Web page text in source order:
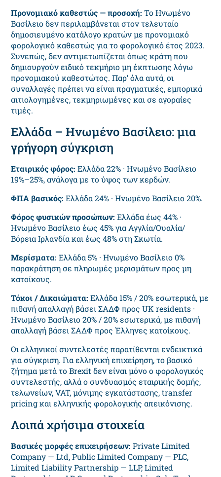
Προνομιακό καθεστώς — προσοχή: Το Ηνωμένο
Βασίλειο δεν περιλαμβάνεται στον τελευταίο
δημοσιευμένο κατάλογο κρατών με προνομιακό
φορολογικό καθεστώς για το φορολογικό έτος 2023.
Συνεπώς, δεν αντιμετωπίζεται όπως κράτη που
δημιουργούν ειδικό τεκμήριο μη έκπτωσης λόγω
προνομιακού καθεστώτος. Παρ’ όλα αυτά, οι
συναλλαγές πρέπει να είναι πραγματικές, εμπορικά
αιτιολογημένες, τεκμηριωμένες και σε αγοραίες
τιμές.
Ελλάδα – Ηνωμένο Βασίλειο: μια
γρήγορη σύγκριση
Εταιρικός φόρος: Ελλάδα 22% · Ηνωμένο Βασίλειο
19%–25%, ανάλογα με το ύψος των κερδών.
ΦΠΑ βασικός: Ελλάδα 24% · Ηνωμένο Βασίλειο 20%.
Φόρος φυσικών προσώπων: Ελλάδα έως 44% ·
Ηνωμένο Βασίλειο έως 45% για Αγγλία/Ουαλία/
Βόρεια Ιρλανδία και έως 48% στη Σκωτία.
Μερίσματα: Ελλάδα 5% · Ηνωμένο Βασίλειο 0%
παρακράτηση σε πληρωμές μερισμάτων προς μη
κατοίκους.
Τόκοι / Δικαιώματα: Ελλάδα 15% / 20% εσωτερικά, με
πιθανή απαλλαγή βάσει ΣΑΔΦ προς UK residents ·
Ηνωμένο Βασίλειο 20% / 20% εσωτερικά, με πιθανή
απαλλαγή βάσει ΣΑΔΦ προς Έλληνες κατοίκους.
Οι ελληνικοί συντελεστές παρατίθενται ενδεικτικά
για σύγκριση. Για ελληνική επιχείρηση, το βασικό
ζήτημα μετά το Brexit δεν είναι μόνο ο φορολογικός
συντελεστής, αλλά ο συνδυασμός εταιρικής δομής,
τελωνείων, VAT, μόνιμης εγκατάστασης, transfer
pricing και ελληνικής φορολογικής απεικόνισης.
Λοιπά χρήσιμα στοιχεία
Βασικές μορφές επιχειρήσεων: Private Limited
Company — Ltd, Public Limited Company — PLC,
Limited Liability Partnership — LLP, Limited